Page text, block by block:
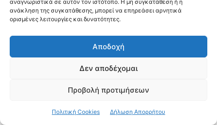
αναγνωριστικά σε αυτόν τον ιστότοπο. Η μη συγκατάθεση ή η
ανάκληση της συγκατάθεσης, μπορεί να επηρεάσει αρνητικά
ορισμένες λειτουργίες και δυνατότητες.
Αποδοχή
Δεν αποδέχομαι
Προβολή προτιμήσεων
Πολιτική Cookies Δήλωση Απορρήτου